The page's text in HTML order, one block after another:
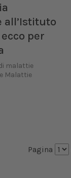
all’Istituto
per
malattie
Malattie
Pagina